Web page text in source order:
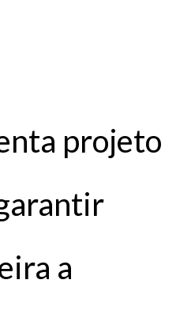
projeto
a